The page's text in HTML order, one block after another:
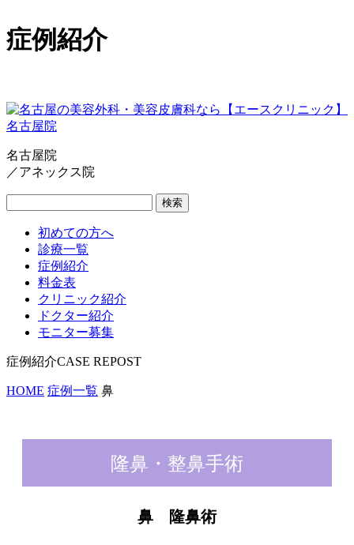
症例紹介
名古屋院
／アネックス院
検索
初めての方へ
診療一覧
症例紹介
料金表
クリニック紹介
ドクター紹介
モニター募集
症例紹介
HOME 症例一覧 鼻
隆鼻・整鼻手術
鼻 隆鼻術